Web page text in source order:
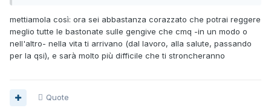
mettiamola così: ora sei abbastanza corazzato che potrai reggere
meglio tutte le bastonate sulle gengive che cmq -in un modo o
nell'altro- nella vita ti arrivano (dal lavoro, alla salute, passando
per la qsi), e sarà molto più difficile che ti stroncheranno
Quote